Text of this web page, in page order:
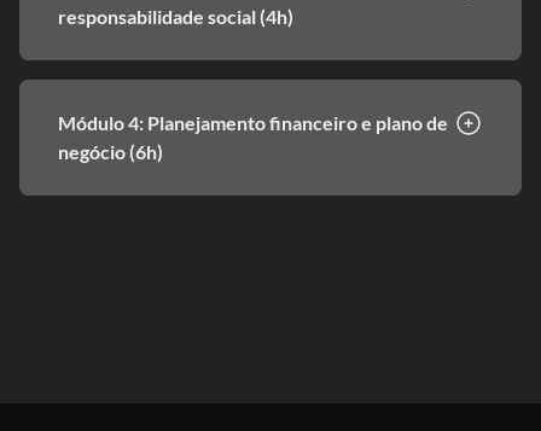
responsabilidade social (4h)
Módulo 4: Planejamento financeiro e plano de
negócio (6h)